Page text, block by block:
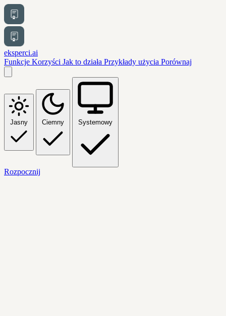
eksperci.ai
Funkcje Korzyści Jak to działa Przykłady użycia Porównaj
Jasny Ciemny Systemowy
Rozpocznij